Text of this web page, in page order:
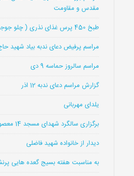
مقدس و مقاومت
طبخ 450 پرس غذای نذری ( چلو جوجه )
مراسم پرفیض دعای ندبه بیاد شهید
مراسم سالروز حماسه 9 دی
گزارش مراسم دعای ندبه 12 اذر
یلدای مهربانی
برگزاری سالگرد شهدای مسجد 14 معصوم
دیدار از خانواده شهید فاضلی
به مناسبت هفته بسیج گعده هایی